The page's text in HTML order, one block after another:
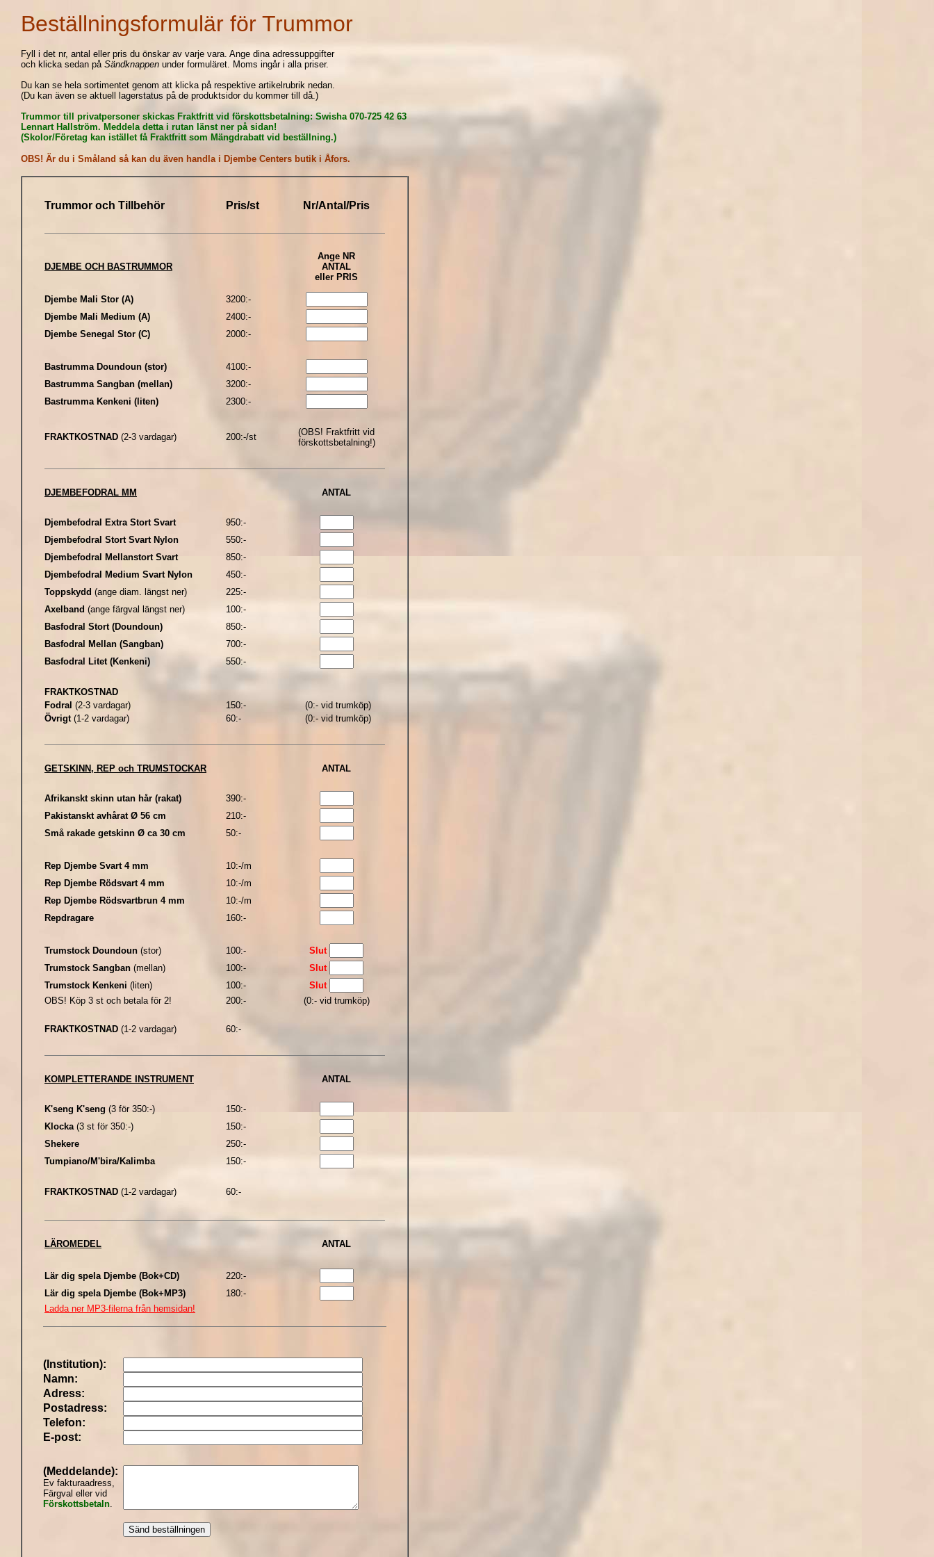
Beställningsformulär för Trummor
Fyll i det nr, antal eller pris du önskar av varje vara. Ange dina adressuppgifter
och klicka sedan på Sändknappen under formuläret. Moms ingår i alla priser.
Du kan se hela sortimentet genom att klicka på respektive artikelrubrik nedan.
(Du kan även se aktuell lagerstatus på de produktsidor du kommer till då.)
Trummor till privatpersoner skickas Fraktfritt vid förskottsbetalning: Swisha 070-725 42 63
Lennart Hallström. Meddela detta i rutan länst ner på sidan!
(Skolor/Företag kan istället få Fraktfritt som Mängdrabatt vid beställning.)
OBS! Är du i Småland så kan du även handla i Djembe Centers butik i Åfors.
Trummor och Tillbehör Pris/st Nr/Antal/Pris
DJEMBE OCH BASTRUMMOR
Ange NR
ANTAL
eller PRIS
Djembe Mali Stor (A)
3200:-
Djembe Mali Medium (A)
2400:-
Djembe Senegal Stor (C)
2000:-
Bastrumma Doundoun (stor)
4100:-
Bastrumma Sangban (mellan)
3200:-
Bastrumma Kenkeni (liten)
2300:-
FRAKTKOSTNAD (2-3 vardagar) 200:-/st
(OBS! Fraktfritt vid
förskottsbetalning!)
DJEMBEFODRAL MM ANTAL
Djembefodral Extra Stort Svart
950:-
Djembefodral Stort Svart Nylon
550:-
Djembefodral Mellanstort Svart
850:-
Djembefodral Medium Svart Nylon
450:-
Toppskydd (ange diam. längst ner)
225:-
Axelband (ange färgval längst ner)
100:-
Basfodral Stort (Doundoun)
850:-
Basfodral Mellan (Sangban)
700:-
Basfodral Litet (Kenkeni)
550:-
FRAKTKOSTNAD
Fodral (2-3 vardagar) 150:-
(0:- vid trumköp)
Övrigt (1-2 vardagar) 60:- (0:- vid trumköp)
GETSKINN, REP och TRUMSTOCKAR ANTAL
Afrikanskt skinn utan hår (rakat)
390:-
Pakistanskt avhårat Ø 56 cm
210:-
Små rakade getskinn Ø ca 30 cm
50:-
Rep Djembe Svart 4 mm
10:-/m
Rep Djembe Rödsvart 4 mm
10:-/m
Rep Djembe Rödsvartbrun 4 mm
10:-/m
Repdragare
160:-
Trumstock Doundoun (stor) 100:-
Slut
Trumstock Sangban (mellan) 100:-
Slut
Trumstock Kenkeni (liten) 100:-
Slut
OBS! Köp 3 st och betala för 2!
200:- (0:- vid trumköp)
FRAKTKOSTNAD (1-2 vardagar) 60:-
KOMPLETTERANDE INSTRUMENT ANTAL
K'seng K'seng (3 för 350:-)
150:-
Klocka (3 st för 350:-)
150:-
Shekere
250:-
Tumpiano/M'bira/Kalimba
150:-
FRAKTKOSTNAD (1-2 vardagar) 60:-
LÄROMEDEL ANTAL
Lär dig spela Djembe (Bok+CD)
220:-
Lär dig spela Djembe (Bok+MP3)
180:-
Ladda ner MP3-filerna från hemsidan!
(Institution):
Namn:
Adress:
Postadress:
Telefon:
E-post:
(Meddelande):
Ev fakturaadress,
Färgval eller vid
Förskottsbetaln.